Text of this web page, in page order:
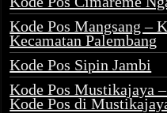
Kode Pos Mangsang –
Kecamatan Palembang
Kode Pos Sipin Jambi
Kode Pos Mustikajaya
Kode Pos di